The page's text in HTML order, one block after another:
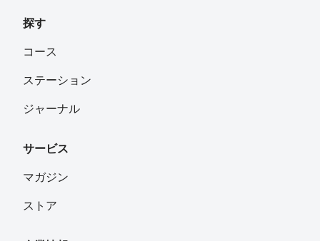
探す
コース
ステーション
ジャーナル
サービス
マガジン
ストア